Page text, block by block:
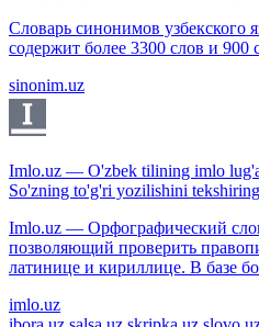
Словарь синонимов узбекского
содержит более 3300 слов и 900
sinonim.uz
Imlo.uz — O'zbek tilining imlo
So'zning to'g'ri yozilishini
Imlo.uz — Орфографический
позволяющий проверить
латинице и кириллице. В базе
imlo.uz